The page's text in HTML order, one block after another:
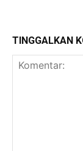
TINGGALKAN